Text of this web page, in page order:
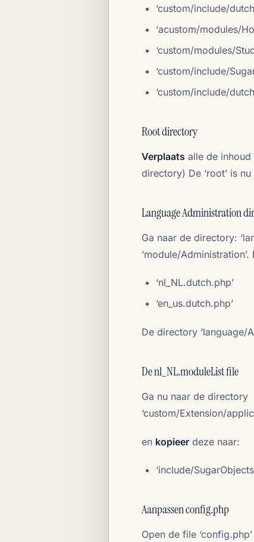
‘custom/include/
‘acustom/modules/
‘custom/modules/
‘custom/include/
‘custom/include/
Root directory
Verplaats alle de inhoud
directory) De ‘root’ is
Language Administration
Ga naar de directory:
‘module/
‘nl_NL.dutch.php’
‘en_us.dutch.php’
De directory ‘language/
De nl_NL.moduleList file
Ga nu naar de directory
‘custom/Extension/
en kopieer deze naar:
‘include/
Aanpassen config.php
Open de file